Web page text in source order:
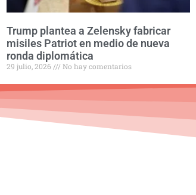
Trump plantea a Zelensky fabricar
misiles Patriot en medio de nueva
ronda diplomática
29 julio, 2026 No hay comentarios